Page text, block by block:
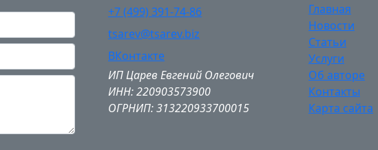
+7 (499) 391-74-86
tsarev@tsarev.biz
ВКонтакте
ИП Царев Евгений Олегович
ИНН: 220903573900
ОГРНИП: 313220933700015
Главная
Новости
Статьи
Услуги
Об авторе
Контакты
Карта сайта